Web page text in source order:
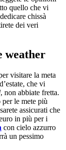
quello che vi
chissà
dei veri
weather
visitare la meta
che vi
, non abbiate fretta.
le mete più
assicurati che
in più per i
con cielo azzurro
un pessimo